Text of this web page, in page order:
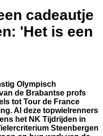
cadeautje
'Het is een
Olympisch
de Brabantse profs
tot Tour de France
Al deze topwielrenners
het NK Tijdrijden in
Steenbergen